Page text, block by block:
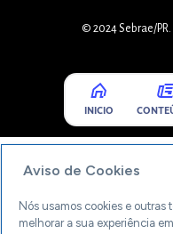
© 2024 Sebrae/
INICIO
Aviso de Cookies
Nós usamos cookies e
melhorar a sua experiência